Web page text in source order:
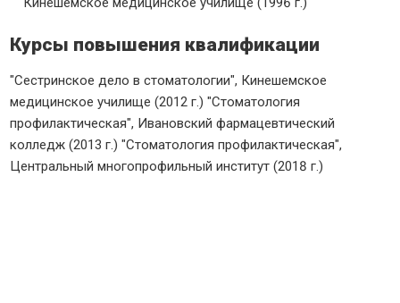
Курсы повышения квалификации
"Сестринское дело в стоматологии", Кинешемское
медицинское училище (2012 г.) "Стоматология
профилактическая", Ивановский фармацевтический
колледж (2013 г.) "Стоматология профилактическая",
Центральный многопрофильный институт (2018 г.)